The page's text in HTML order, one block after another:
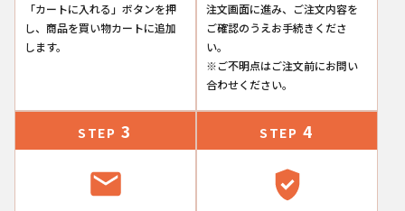
「カートに入れる」ボタンを押
し、商品を買い物カートに追加
します。
注文画面に進み、ご注文内容を
ご確認のうえお手続きくださ
い。
※ご不明点はご注文前にお問い
合わせください。
STEP 3 STEP 4